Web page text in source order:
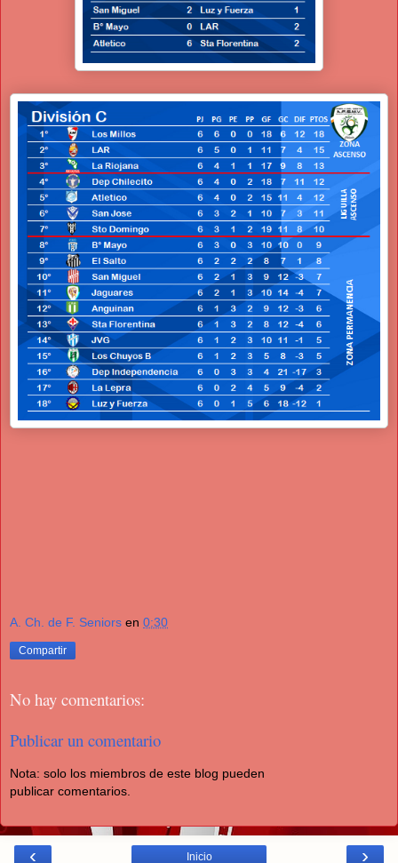
A. Ch. de F. Seniors en 0:30
Compartir
No hay comentarios:
Publicar un comentario
Nota: solo los miembros de este blog pueden
publicar comentarios.
‹ ›
Inicio